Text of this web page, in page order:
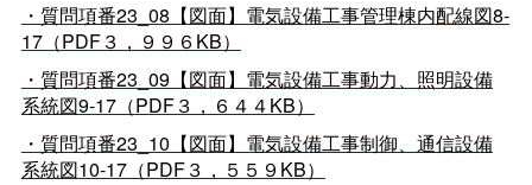
・質問項番23_08【図面】電気設備工事管理棟内配線図8-
17（PDF３，９９６KB）
・質問項番23_09【図面】電気設備工事動力、照明設備
系統図9-17（PDF３，６４４KB）
・質問項番23_10【図面】電気設備工事制御、通信設備
系統図10-17（PDF３，５５９KB）